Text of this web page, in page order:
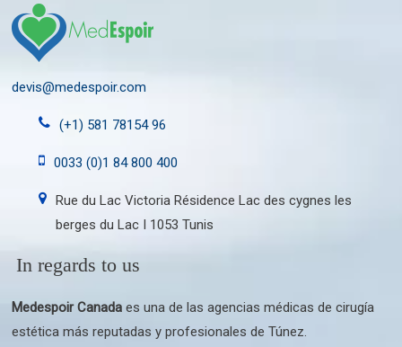
devis@medespoir.com
(+1) 581 78154 96
0033 (0)1 84 800 400
Rue du Lac Victoria Résidence Lac des cygnes les
berges du Lac I 1053 Tunis
In regards to us
Medespoir Canadaes una de las agencias médicas de cirugía
estética más reputadas y profesionales de Túnez.